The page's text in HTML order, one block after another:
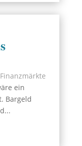
Finanzmärkte
ein
Bargeld